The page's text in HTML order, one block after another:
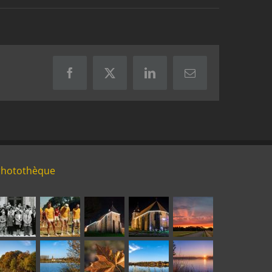
FacebookX LinkedInEmail